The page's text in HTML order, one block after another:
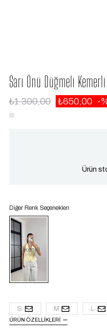
Sarı Önü Düğmeli
₺1.300,00 ₺650,00
Ürün
Diğer Renk Seçenekleri
Tükendi
S M L
ÜRÜN ÖZELLIKLERI